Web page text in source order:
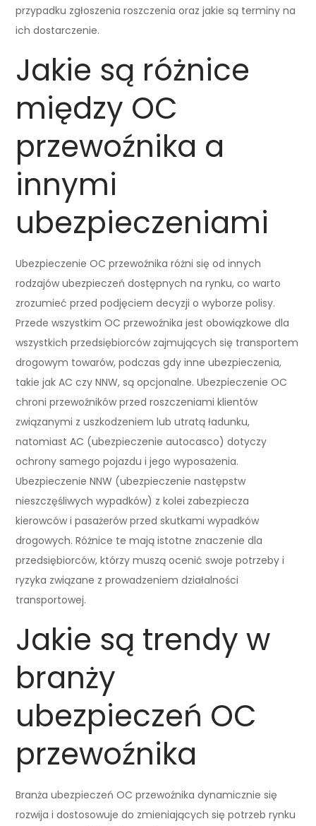
przypadku zgłoszenia roszczenia oraz jakie są terminy na
ich dostarczenie.
Jakie są różnice
między OC
przewoźnika a
innymi
ubezpieczeniami
Ubezpieczenie OC przewoźnika różni się od innych
rodzajów ubezpieczeń dostępnych na rynku, co warto
zrozumieć przed podjęciem decyzji o wyborze polisy.
Przede wszystkim OC przewoźnika jest obowiązkowe dla
wszystkich przedsiębiorców zajmujących się transportem
drogowym towarów, podczas gdy inne ubezpieczenia,
takie jak AC czy NNW, są opcjonalne. Ubezpieczenie OC
chroni przewoźników przed roszczeniami klientów
związanymi z uszkodzeniem lub utratą ładunku,
natomiast AC (ubezpieczenie autocasco) dotyczy
ochrony samego pojazdu i jego wyposażenia.
Ubezpieczenie NNW (ubezpieczenie następstw
nieszczęśliwych wypadków) z kolei zabezpiecza
kierowców i pasażerów przed skutkami wypadków
drogowych. Różnice te mają istotne znaczenie dla
przedsiębiorców, którzy muszą ocenić swoje potrzeby i
ryzyka związane z prowadzeniem działalności
transportowej.
Jakie są trendy w
branży
ubezpieczeń OC
przewoźnika
Branża ubezpieczeń OC przewoźnika dynamicznie się
rozwija i dostosowuje do zmieniających się potrzeb rynku